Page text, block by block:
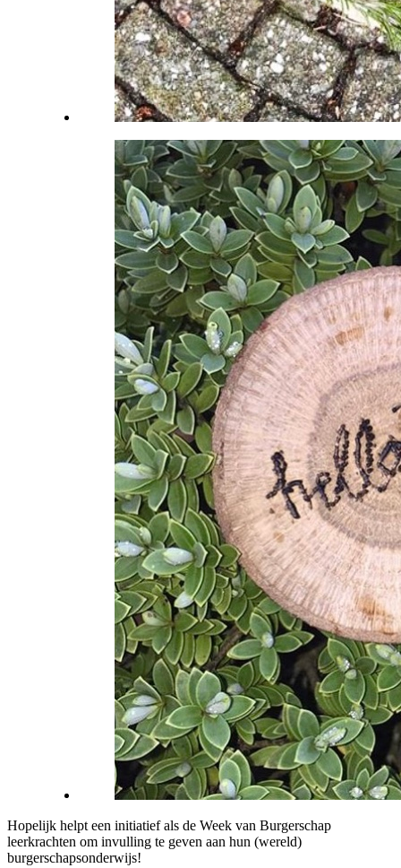
Hopelijk helpt een initiatief als de Week van Burgerschap
leerkrachten om invulling te geven aan hun (wereld)
burgerschapsonderwijs!